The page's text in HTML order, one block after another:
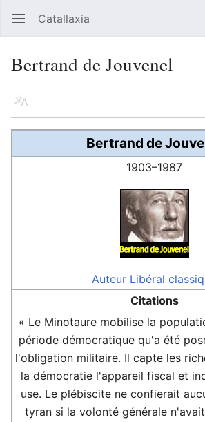
Ouvrir le menu principal Catallaxia
Bertrand de Jouvenel
Langue
Bertrand de
1903–1987
Auteur Libéral
Citations
« Le Minotaure mobilise la
période démocratique qu'a été
l'obligation militaire. Il capte les
la démocratie l'appareil fiscal et
use. Le plébiscite ne confierait
tyran si la volonté générale